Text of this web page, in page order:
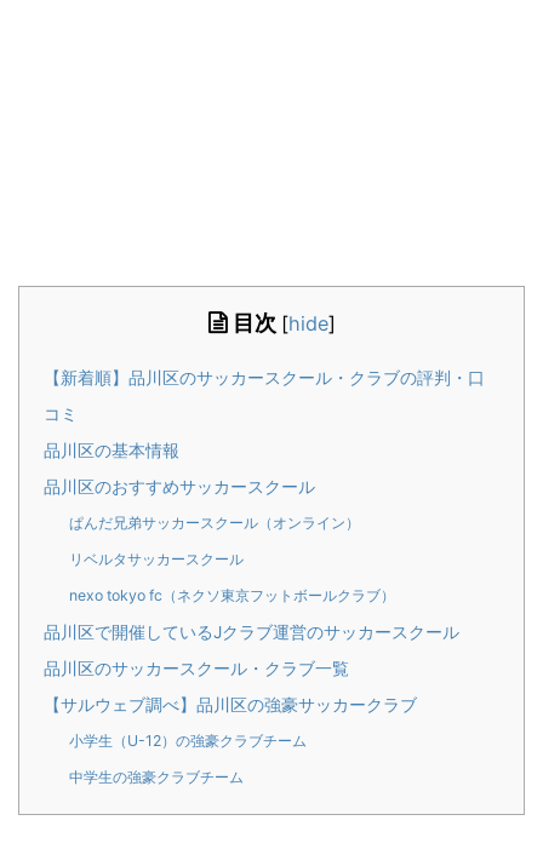
目次 [hide]
【新着順】品川区のサッカースクール・クラブの評判・口
コミ
品川区の基本情報
品川区のおすすめサッカースクール
ぱんだ兄弟サッカースクール（オンライン）
リベルタサッカースクール
nexo tokyo fc（ネクソ東京フットボールクラブ）
品川区で開催しているJクラブ運営のサッカースクール
品川区のサッカースクール・クラブ一覧
【サルウェブ調べ】品川区の強豪サッカークラブ
小学生（U-12）の強豪クラブチーム
中学生の強豪クラブチーム